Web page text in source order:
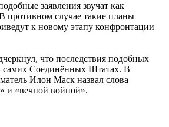
заявления звучат как
противном случае такие планы
к новому этапу конфронтации
что последствия подобных
самих Соединённых Штатах. В
Илон Маск назвал слова
и «вечной войной».